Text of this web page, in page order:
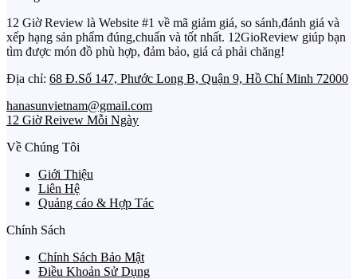
12 Giờ Review là Website #1 về mã giảm giá, so sánh,đánh giá và
xếp hạng sản phẩm đúng,chuẩn và tốt nhất. 12GioReview giúp bạn
tìm được món đồ phù hợp, đảm bảo, giá cả phải chăng!
Địa chỉ: 68 Đ.Số 147, Phước Long B, Quận 9, Hồ Chí Minh 72000
hanasunvietnam@gmail.com
12 Giờ Reivew Mỗi Ngày
Về Chúng Tôi
Giới Thiệu
Liên Hệ
Quảng cáo & Hợp Tác
Chính Sách
Chính Sách Bảo Mật
Điều Khoản Sử Dụng